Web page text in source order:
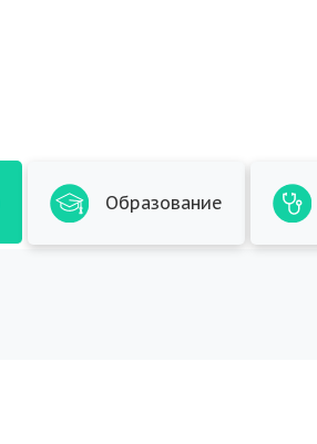
Образование